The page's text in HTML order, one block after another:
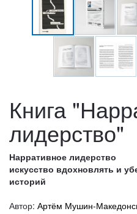
Книга
лидерство"
Нарративное лидерство
искусство вдохновлять и
историй
Автор: Артём Мушин-